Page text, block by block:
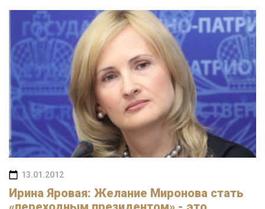
13.01.2012
Ирина Яровая: Желание Миронова стать